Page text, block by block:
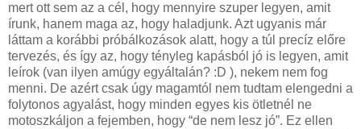
mert ott sem az a cél, hogy mennyire szuper legyen, amit
írunk, hanem maga az, hogy haladjunk. Azt ugyanis már
láttam a korábbi próbálkozások alatt, hogy a túl precíz előre
tervezés, és így az, hogy tényleg kapásból jó is legyen, amit
leírok (van ilyen amúgy egyáltalán? :D ), nekem nem fog
menni. De azért csak úgy magamtól nem tudtam elengedni a
folytonos agyalást, hogy minden egyes kis ötletnél ne
motoszkáljon a fejemben, hogy “de nem lesz jó”. Ez ellen